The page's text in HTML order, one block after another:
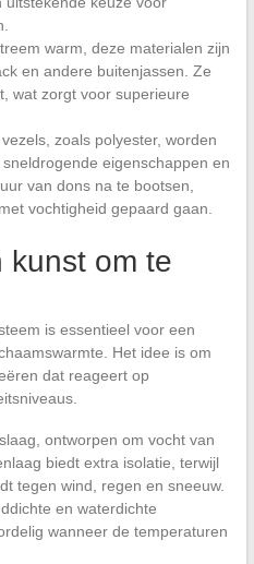
warm, deze materialen zijn
en andere buitenjassen. Ze
wat zorgt voor superieure
zoals polyester, worden
eigenschappen en
van dons na te bootsen,
vochtigheid gepaard gaan.
kunst om te
is essentieel voor een
Het idee is om
dat reageert op
ontworpen om vocht van
biedt extra isolatie, terwijl
tegen wind, regen en sneeuw.
en waterdichte
wanneer de temperaturen